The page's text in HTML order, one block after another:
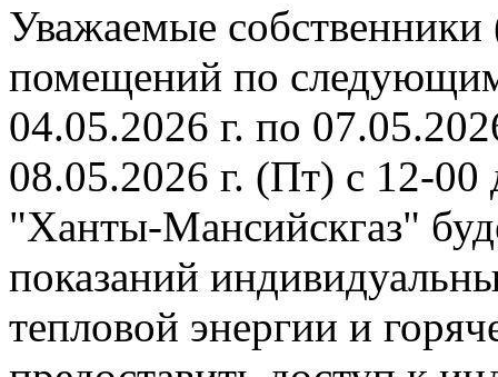
Уважаемые
помещений по
04.05.2026 г. по
08.05.2026 г. (Пт) с 12-
"Ханты-Мансийскгаз"
показаний
тепловой энергии и